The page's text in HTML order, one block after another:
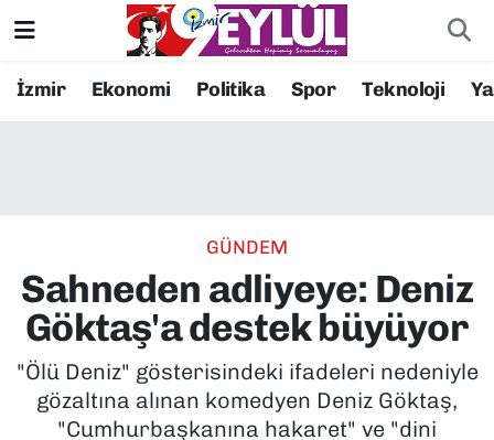
İzmir Ekonomi Politika Spor Teknoloji
GÜNDEM
Sahneden adliyeye: Deniz
Göktaş'a destek büyüyor
"Ölü Deniz" gösterisindeki ifadeleri nedeniyle
gözaltına alınan komedyen Deniz Göktaş,
"Cumhurbaşkanına hakaret" ve "dini
Resmi İlanlar
EKONOMİ
KÜLTÜR SANAT
MAGAZİN
Konak Nöbetçi Eczaneler
Süper Lig Puan Durumu ve Fikstür
Tüm Manşetler
Son Dakika Haberleri
Haber Arşivi